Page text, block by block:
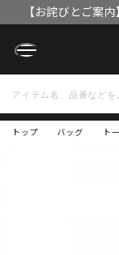
【お詫びとご案
OFF
トップ バッグ ト